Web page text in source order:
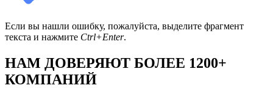
Если вы нашли ошибку, пожалуйста, выделите фрагмент
текста и нажмите Ctrl+Enter.
НАМ ДОВЕРЯЮТ БОЛЕЕ 1200+
КОМПАНИЙ